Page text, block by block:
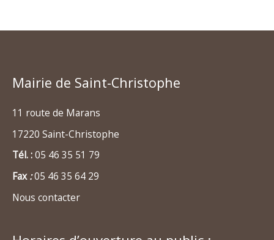
Mairie de Saint-Christophe
11 route de Marans
17220 Saint-Christophe
Tél. :05 46 35 51 79
Fax:05 46 35 64 29
Nous contacter